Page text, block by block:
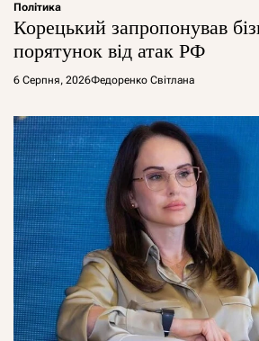
Політика
Корецький запропонував
порятунок від атак РФ
6 Серпня, 2026Федоренко Світлана